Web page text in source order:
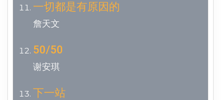
一切都是有原因的
詹天文
50/50
谢安琪
下一站